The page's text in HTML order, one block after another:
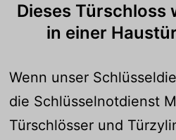
Dieses Türschloss
in einer
Wenn unser
die Schlüsselnotdienst
Türschlösser und